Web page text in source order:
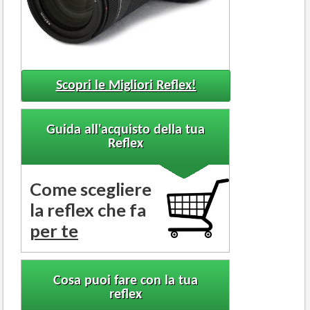
Scopri le Migliori Reflex!
Guida all'acquisto della tua
Reflex
Come scegliere
la reflex che fa
per te
Cosa puoi fare con la tua
reflex